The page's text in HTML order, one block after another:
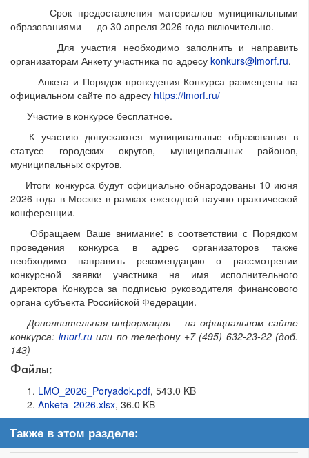
Срок предоставления материалов муниципальными
образованиями — до 30 апреля 2026 года включительно.
Для участия необходимо заполнить и направить
организаторам Анкету участника по адресу konkurs@lmorf.ru.
Анкета и Порядок проведения Конкурса размещены на
официальном сайте по адресу https://lmorf.ru/
Участие в конкурсе бесплатное.
К участию допускаются муниципальные образования в
статусе городских округов, муниципальных районов,
муниципальных округов.
Итоги конкурса будут официально обнародованы 10 июня
2026 года в Москве в рамках ежегодной научно-практической
конференции.
Обращаем Ваше внимание: в соответствии с Порядком
проведения конкурса в адрес организаторов также
необходимо направить рекомендацию о рассмотрении
конкурсной заявки участника на имя исполнительного
директора Конкурса за подписью руководителя финансового
органа субъекта Российской Федерации.
Дополнительная информация – на официальном сайте
конкурса: lmorf.ru или по телефону +7 (495) 632-23-22 (доб.
143)
Файлы:
LMO_2026_Poryadok.pdf, 543.0 KB
Anketa_2026.xlsx, 36.0 KB
Также в этом разделе: